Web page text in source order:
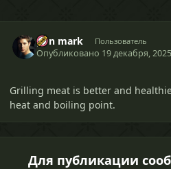
gon mark Пользователь
Опубликовано 19 декабря, 2025
Grilling meat is better and
heat and boiling point.
Для публикации